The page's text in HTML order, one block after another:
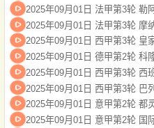
2025年09月01日 法甲第3轮 勒
2025年09月01日 法甲第3轮 摩
2025年09月01日 西甲第3轮 皇
2025年09月01日 德甲第2轮 科
2025年09月01日 西甲第3轮 西
2025年09月01日 西甲第3轮 巴
2025年09月01日 意甲第2轮 都
2025年09月01日 意甲第2轮 国